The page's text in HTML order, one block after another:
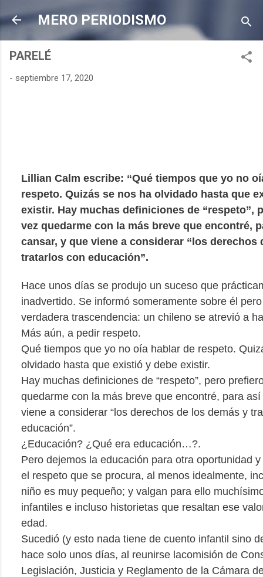
Ir al contenido principal
MERO PERIODISMO
PARELÉ
- septiembre 17, 2020
Lillian Calm escribe: “Qué tiempos que yo no
respeto. Quizás se nos ha olvidado hasta que
existir. Hay muchas definiciones de “respeto”,
vez quedarme con la más breve que encontré,
cansar, y que viene a considerar “los derechos
tratarlos con educación”.
Hace unos días se produjo un suceso que
inadvertido. Se informó someramente sobre él
verdadera trascendencia: un chileno se atrevió a
Más aún, a pedir respeto.
Qué tiempos que yo no oía hablar de respeto.
olvidado hasta que existió y debe existir.
Hay muchas definiciones de “respeto”, pero
quedarme con la más breve que encontré, para
viene a considerar “los derechos de los demás y
educación”.
¿Educación? ¿Qué era educación…?.
Pero dejemos la educación para otra oportunidad
el respeto que se procura, al menos idealmente,
niño es muy pequeño; y valgan para ello
infantiles e incluso historietas que resaltan ese
edad.
Sucedió (y esto nada tiene de cuento infantil sino
hace solo unos días, al reunirse lacomisión de
Legislación, Justicia y Reglamento de la Cámara